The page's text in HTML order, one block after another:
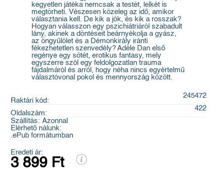
kegyetlen játéka nemcsak a testét, lelkét is
megtörheti. Vészesen közeleg az idő, amikor
választania kell. De kik a jók, és kik a rosszak?
Hogyan válasszon egy pszichiátriáról szabadult
lány, akinek a döntéseit beárnyékolja a gyász,
az öngyűlölet és a Démonkirály iránti
fékezhetetlen szenvedély? Adéle Dan első
regénye egy sötét, erotikus fantasy, mely
egyszerre szól egy feldolgozatlan trauma
fájdalmáról és arról, hogy néha nincs egyértelmű
választóvonal pokol és mennyország között.
Raktári kód:
245472
Oldalszám:
422
Szállítás: Azonnal
Elérhető nálunk:
.ePub formátumban
Eredeti ár:
3 899 Ft